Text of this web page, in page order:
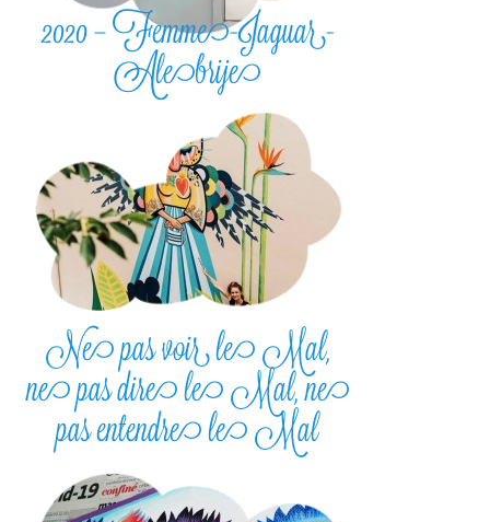
2020 – Femme-Jaguar-
Alebrije
Ne pas voir le Mal,
ne pas dire le Mal, ne
pas entendre le Mal